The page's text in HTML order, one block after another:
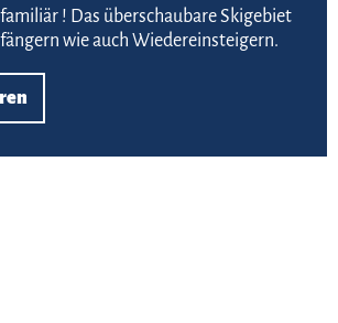
! Das überschaubare Skigebiet
wie auch Wiedereinsteigern.